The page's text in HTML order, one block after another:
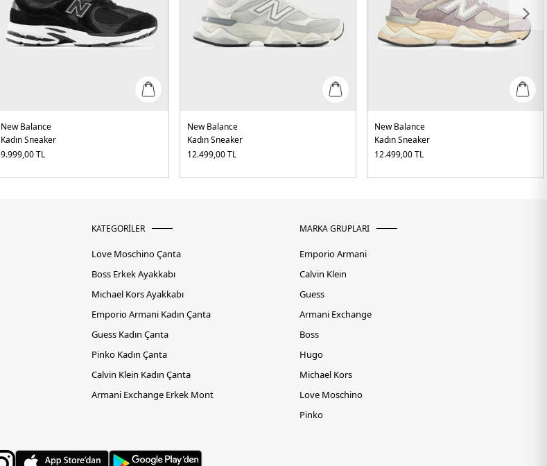
New Balance
Kadın Sneaker
9.999,00TL
New Balance
Kadın Sneaker
12.499,00TL
New Balance
Kadın Sneaker
12.499,00TL
KATEGORİLER
Love Moschino Çanta
Boss Erkek Ayakkabı
Michael Kors Ayakkabı
Emporio Armani Kadın Çanta
Guess Kadın Çanta
Pinko Kadın Çanta
Calvin Klein Kadın Çanta
Armani Exchange Erkek Mont
MARKA GRUPLARI
Emporio Armani
Calvin Klein
Guess
Armani Exchange
Boss
Hugo
Michael Kors
Love Moschino
Pinko